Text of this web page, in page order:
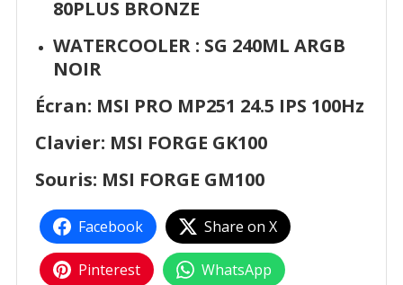
80PLUS BRONZE
WATERCOOLER : SG 240ML ARGB
NOIR
Écran: MSI PRO MP251 24.5 IPS 100Hz
Clavier: MSI FORGE GK100
Souris: MSI FORGE GM100
Facebook Share on X
Pinterest WhatsApp